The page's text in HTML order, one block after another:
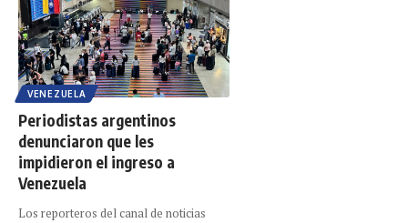
VENEZUELA
Periodistas argentinos
denunciaron que les
impidieron el ingreso a
Venezuela
Los reporteros del canal de noticias